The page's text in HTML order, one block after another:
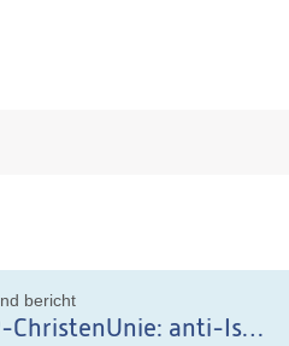
bericht
SGP-ChristenUnie: anti-Israël stickers op winkelpand onwenselijk